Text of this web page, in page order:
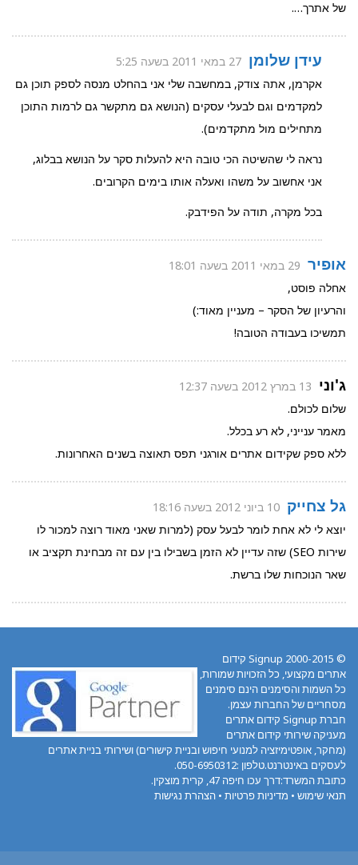
של אתרך….
עידן שלומן 27 במאי 2011 בשעה 5:25
אקרמן, אתה צודק, במחשבה שלי אני בהחלט מנסה לספק תוכן גם
למקדמים וגם לבעלי עסקים (הנושא גם מתקשר גם לרמות התוכן
מתחילים מול מתקדמים).
נראה לי שהשיטה הכי טובה היא להעלות סקר על הנושא בבלוג,
אני אחשוב על משהו ואעלה אותו בימים הקרובים.
בכל מקרה, תודה על הפידבק.
אופיר 29 במאי 2011 בשעה 18:01
אחלה פוסט,
והרעיון של הסקר – מעניין מאוד:)
תמשיכו בעבודה הטובה!
ג'וני 13 במרץ 2012 בשעה 12:37
שלום לכולם.
מאמר ענייני, לא רע בכלל.
ללא ספק שקידום אתרים אורגני תפס תאוצה בשנים האחרונות.
גל צחייק 10 ביוני 2012 בשעה 18:16
יוצא לי לא אחת לומר לבעל עסק (למרות שאני מאוד רוצה למכור לו
שירות SEO) שזה עדיין לא הזמן בשבילו בין עם זה מבחינת תקציב או
שאר הנוכחות שלו ברשת.
© 2000-2015 Signup קידום
אתרים מקצועי, כל הזכויות שמורות,
כל השמות והסימנים הינם סימנים
מסחריים של החברות עצמן.
חברת Signup קידום אתרים
מעניקה שירותי קידום אתרים
(מחקר, אופטימיזציה למנועי חיפוש ובניית קישורים) ושירותי בניית אתרים
לעסקים באינטרנט.טלפון :050-6950312.
כתובת המשרד:דרך עכו חיפה 47, קרית מוצקין.
תנאי שימוש • מדיניות פרטיות • הצהרת נגישות